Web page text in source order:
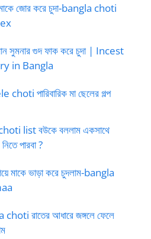
জোর করে চুদা-bangla choti
সুমনার গুদ ফাক করে চুদা | Incest
in Bangla
পারিবারিক মা ছেলের গল্প
list বউকে বললাম একসাথে
পারবা ?
মাকে ভাড়া করে চুদলাম-bangla
রাতের আধারে জঙ্গলে ফেলে